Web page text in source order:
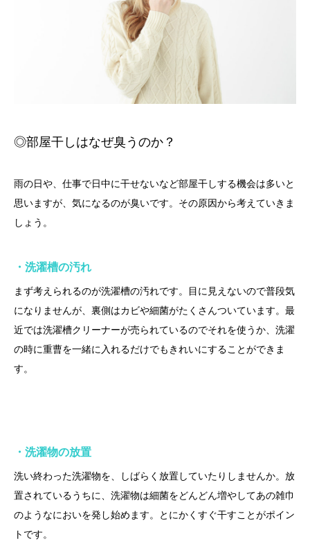
◎部屋干しはなぜ臭うのか？
雨の日や、仕事で日中に干せないなど部屋干しする機会は多いと
思いますが、気になるのが臭いです。その原因から考えていきま
しょう。
・洗濯槽の汚れ
まず考えられるのが洗濯槽の汚れです。目に見えないので普段気
になりませんが、裏側はカビや細菌がたくさんついています。最
近では洗濯槽クリーナーが売られているのでそれを使うか、洗濯
の時に重曹を一緒に入れるだけでもきれいにすることができま
す。
・洗濯物の放置
洗い終わった洗濯物を、しばらく放置していたりしませんか。放
置されているうちに、洗濯物は細菌をどんどん増やしてあの雑巾
のようなにおいを発し始めます。とにかくすぐ干すことがポイン
トです。